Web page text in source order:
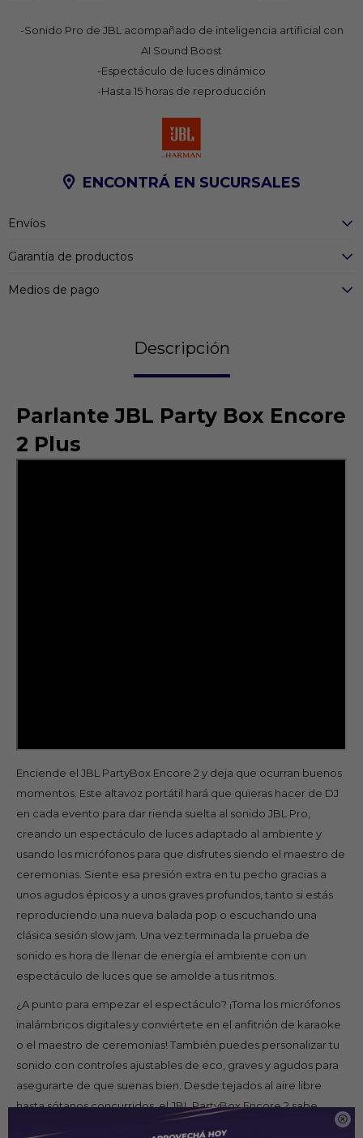

-Sonido Pro de JBL acompañado de inteligencia artificial con
AI Sound Boost
-Espectáculo de luces dinámico
-Hasta 15 horas de reproducción
ENCONTRÁ EN SUCURSALES
Envíos
Garantía de productos
Medios de pago
Descripción
Parlante JBL Party Box Encore
2 Plus
Enciende el JBL PartyBox Encore 2 y deja que ocurran buenos
momentos. Este altavoz portátil hará que quieras hacer de DJ
en cada evento para dar rienda suelta al sonido JBL Pro,
creando un espectáculo de luces adaptado al ambiente y
usando los micrófonos para que disfrutes siendo el maestro de
ceremonias. Siente esa presión extra en tu pecho gracias a
unos agudos épicos y a unos graves profundos, tanto si estás
reproduciendo una nueva balada pop o escuchando una
clásica sesión slow jam. Una vez terminada la prueba de
sonido es hora de llenar de energía el ambiente con un
espectáculo de luces que se amolde a tus ritmos.
¿A punto para empezar el espectáculo? ¡Toma los micrófonos
inalámbricos digitales y conviértete en el anfitrión de karaoke
o el maestro de ceremonias! También puedes personalizar tu
sonido con controles ajustables de eco, graves y agudos para
asegurarte de que suenas bien. Desde tejados al aire libre
hasta sótanos concurridos, el JBL PartyBox Encore 2 sabe
cómo adaptarse, con su asa de agarre y su diseño resistente a